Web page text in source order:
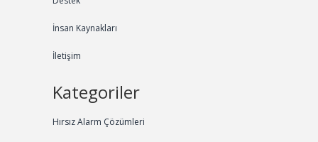
İnsan Kaynakları
İletişim
Kategoriler
Hırsız Alarm Çözümleri